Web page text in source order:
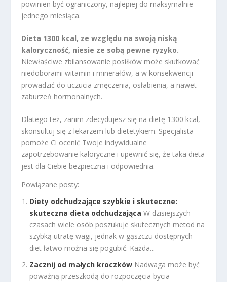
powinien być ograniczony, najlepiej do maksymalnie
jednego miesiąca.
Dieta 1300 kcal, ze względu na swoją niską
kaloryczność, niesie ze sobą pewne ryzyko.
Niewłaściwe zbilansowanie posiłków może skutkować
niedoborami witamin i minerałów, a w konsekwencji
prowadzić do uczucia zmęczenia, osłabienia, a nawet
zaburzeń hormonalnych.
Dlatego też, zanim zdecydujesz się na dietę 1300 kcal,
skonsultuj się z lekarzem lub dietetykiem. Specjalista
pomoże Ci ocenić Twoje indywidualne
zapotrzebowanie kaloryczne i upewnić się, że taka dieta
jest dla Ciebie bezpieczna i odpowiednia.
Powiązane posty:
Diety odchudzające szybkie i skuteczne:
skuteczna dieta odchudzająca W dzisiejszych
czasach wiele osób poszukuje skutecznych metod na
szybką utratę wagi, jednak w gąszczu dostępnych
diet łatwo można się pogubić. Każda...
Zacznij od małych kroczków Nadwaga może być
poważną przeszkodą do rozpoczęcia bycia